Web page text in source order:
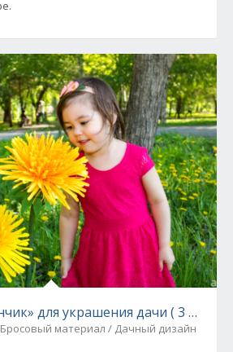
«Одуванчик» для украшения
Бросовый материал / Дачный дизайн